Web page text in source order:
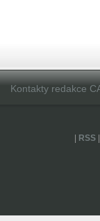
Kontakty redakce
RSS|